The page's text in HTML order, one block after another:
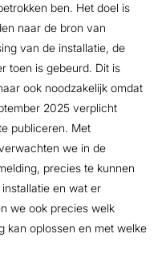
ben. Het doel is
naar de bron van
van de installatie, de
toen is gebeurd. Dit is
ook noodzakelijk omdat
2025 verplicht
publiceren. Met
we in de
precies te kunnen
en wat er
we ook precies welk
kan oplossen en met welke